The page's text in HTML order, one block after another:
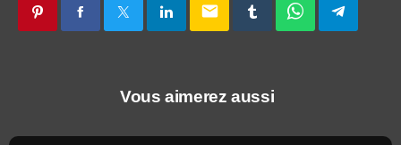
email
Vous aimerez aussi